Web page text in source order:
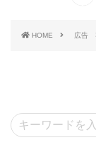
HOME 広告